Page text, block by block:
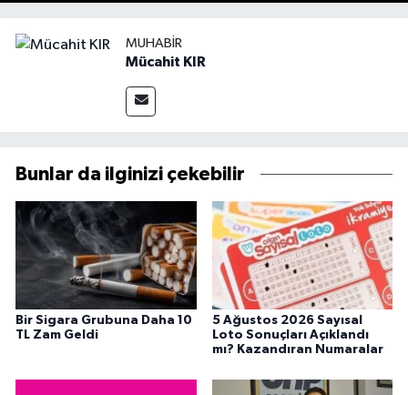
MUHABIR
Mücahit KIR
Bunlar da ilginizi çekebilir
Bir Sigara Grubuna Daha 10
TL Zam Geldi
5 Ağustos 2026 Sayısal
Loto Sonuçları Açıklandı
mı? Kazandıran Numaralar